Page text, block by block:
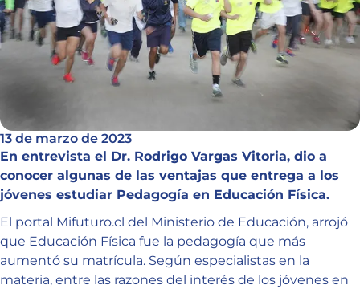
13 de marzo de 2023
En entrevista el Dr. Rodrigo Vargas Vitoria, dio a
conocer algunas de las ventajas que entrega a los
jóvenes estudiar Pedagogía en Educación Física.
El portal Mifuturo.cl del Ministerio de Educación, arrojó
que Educación Física fue la pedagogía que más
aumentó su matrícula. Según especialistas en la
materia, entre las razones del interés de los jóvenes en